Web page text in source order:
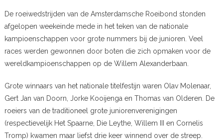
De roeiwedstrijden van de Amsterdamsche Roeibond stonden
afgelopen weekeinde mede in het teken van de nationale
kampioenschappen voor grote nummers bij de junioren. Veel
races werden gewonnen door boten die zich opmaken voor de
wereldkampioenschappen op de Willem Alexanderbaan.
Grote winnaars van het nationale titelfestijn waren Olav Molenaar,
Gert Jan van Doorn, Jorke Kooijenga en Thomas van Olderen. De
roeiers van de traditioneel grote juniorenverenigingen
(respectievelijk Het Spaarne, Die Leythe, Willem III en Cornelis
Tromp) kwamen maar liefst drie keer winnend over de streep.